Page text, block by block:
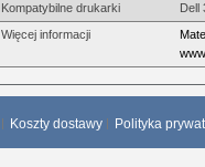
Kompatybilne drukarki
Dell
Więcej informacji
Koszty dostawy Polityka